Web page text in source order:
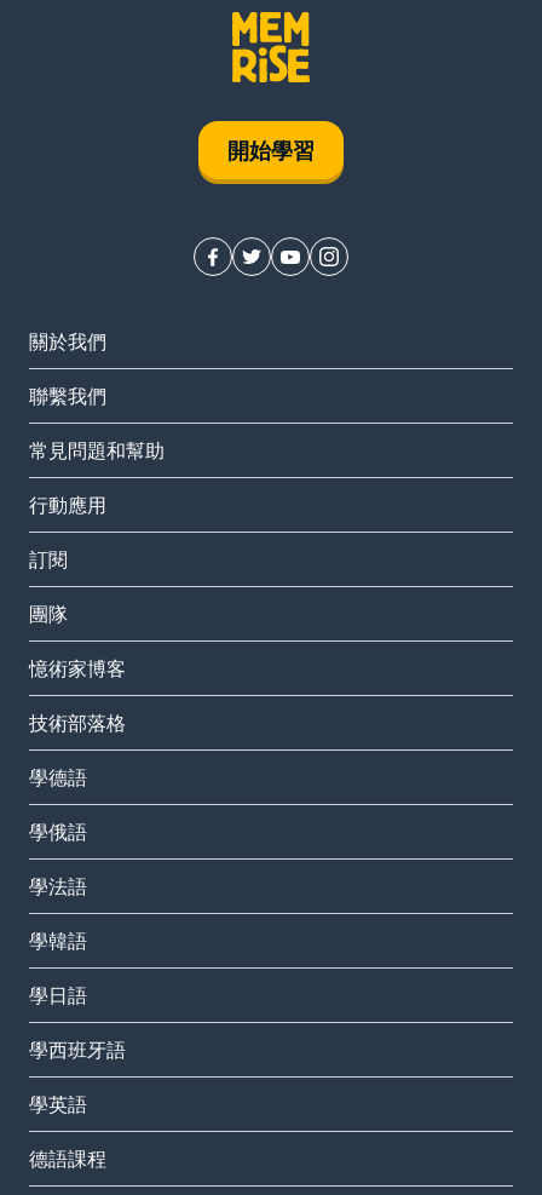
開始學習
關於我們
聯繫我們
常見問題和幫助
行動應用
訂閱
團隊
憶術家博客
技術部落格
學德語
學俄語
學法語
學韓語
學日語
學西班牙語
學英語
德語課程